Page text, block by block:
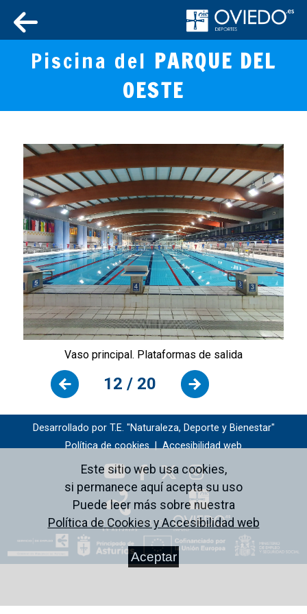
Este sitio web usa cookies,
si permanece aquí acepta su uso
Puede leer más sobre nuestra
Política de Cookies y Accesibilidad web
Aceptar
Piscina del PARQUE DEL
OESTE
Vaso principal. Plataformas de salida
12 / 20
Desarrollado por T.E. "Naturaleza, Deporte y Bienestar"
Política de cookies|Accesibilidad web